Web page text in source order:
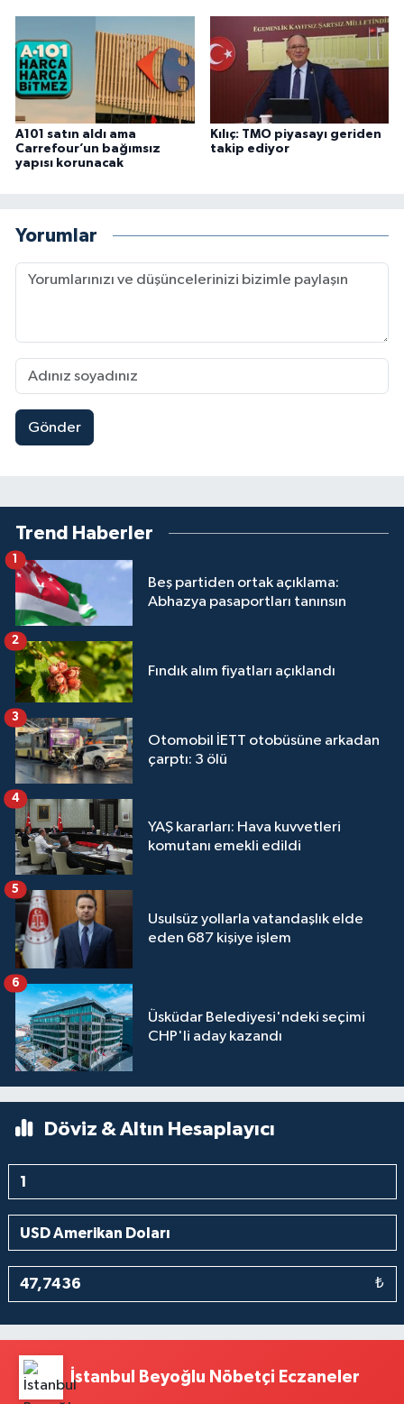
A101 satın aldı ama
Carrefour’un bağımsız
yapısı korunacak
Kılıç: TMO piyasayı geriden
takip ediyor
Yorumlar
Gönder
Trend Haberler
Beş partiden ortak açıklama:
Abhazya pasaportları tanınsın
1
Fındık alım fiyatları açıklandı
2
Otomobil İETT otobüsüne arkadan
çarptı: 3 ölü
3
YAŞ kararları: Hava kuvvetleri
komutanı emekli edildi
4
Usulsüz yollarla vatandaşlık elde
eden 687 kişiye işlem
5
Üsküdar Belediyesi'ndeki seçimi
CHP'li aday kazandı
6
Döviz & Altın Hesaplayıcı
₺
İstanbul Beyoğlu Nöbetçi Eczaneler